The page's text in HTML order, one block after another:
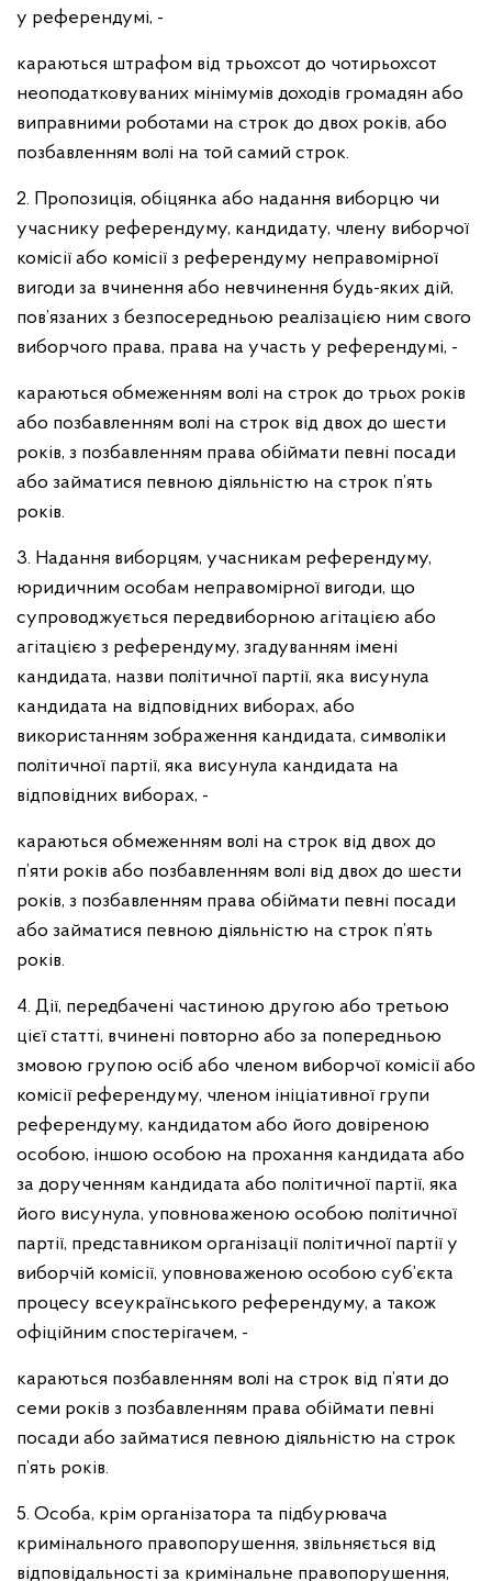
у референдумі, -
караються штрафом від трьохсот до чотирьохсот
неоподатковуваних мінімумів доходів громадян або
виправними роботами на строк до двох років, або
позбавленням волі на той самий строк.
2. Пропозиція, обіцянка або надання виборцю чи
учаснику референдуму, кандидату, члену виборчої
комісії або комісії з референдуму неправомірної
вигоди за вчинення або невчинення будь-яких дій,
пов’язаних з безпосередньою реалізацією ним свого
виборчого права, права на участь у референдумі, -
караються обмеженням волі на строк до трьох років
або позбавленням волі на строк від двох до шести
років, з позбавленням права обіймати певні посади
або займатися певною діяльністю на строк п’ять
років.
3. Надання виборцям, учасникам референдуму,
юридичним особам неправомірної вигоди, що
супроводжується передвиборною агітацією або
агітацією з референдуму, згадуванням імені
кандидата, назви політичної партії, яка висунула
кандидата на відповідних виборах, або
використанням зображення кандидата, символіки
політичної партії, яка висунула кандидата на
відповідних виборах, -
караються обмеженням волі на строк від двох до
п’яти років або позбавленням волі від двох до шести
років, з позбавленням права обіймати певні посади
або займатися певною діяльністю на строк п’ять
років.
4. Дії, передбачені частиною другою або третьою
цієї статті, вчинені повторно або за попередньою
змовою групою осіб або членом виборчої комісії або
комісії референдуму, членом ініціативної групи
референдуму, кандидатом або його довіреною
особою, іншою особою на прохання кандидата або
за дорученням кандидата або політичної партії, яка
його висунула, уповноваженою особою політичної
партії, представником організації політичної партії у
виборчій комісії, уповноваженою особою суб’єкта
процесу всеукраїнського референдуму, а також
офіційним спостерігачем, -
караються позбавленням волі на строк від п’яти до
семи років з позбавленням права обіймати певні
посади або займатися певною діяльністю на строк
п’ять років.
5. Особа, крім організатора та підбурювача
кримінального правопорушення, звільняється від
відповідальності за кримінальне правопорушення,